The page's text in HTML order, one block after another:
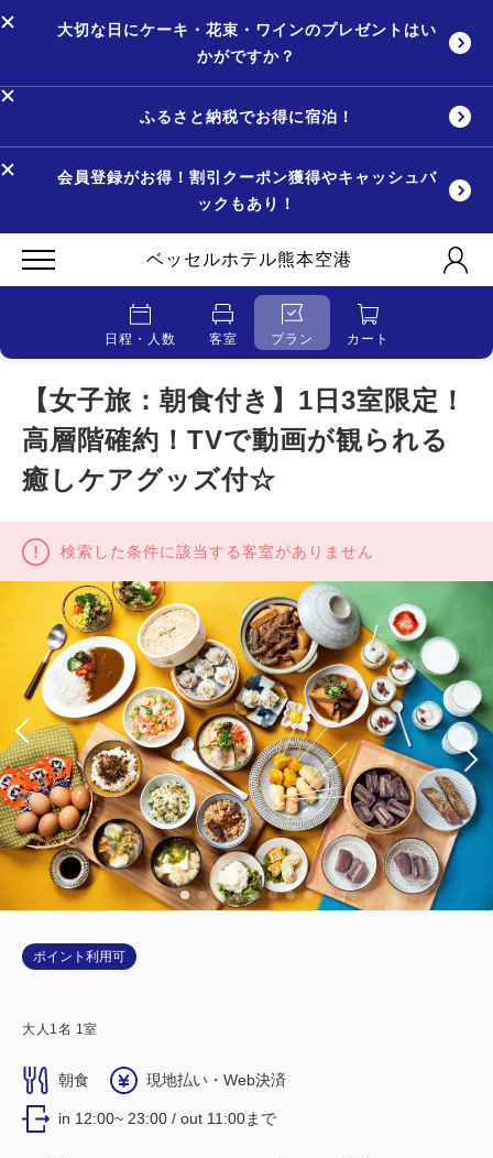
大切な日にケーキ・花束・ワインのプレゼントはい
かがですか？
ふるさと納税でお得に宿泊！
会員登録がお得！割引クーポン獲得やキャッシュバ
ックもあり！
ベッセルホテル熊本空港
日程・人数 客室 プラン カート
【女子旅：朝食付き】1日3室限定！
高層階確約！TVで動画が観られる
癒しケアグッズ付☆
検索した条件に該当する客室がありません
ポイント利用可
大人 1 名 1 室
朝食 現地払い・Web決済
in 12:00~ 23:00 / out 11:00まで